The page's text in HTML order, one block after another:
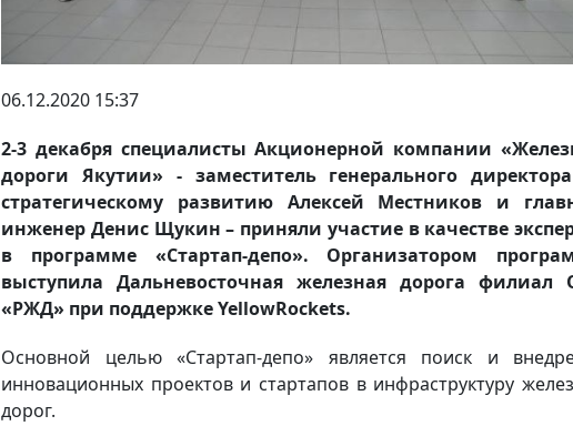
06.12.2020 15:37
2-3 декабря специалисты Акционерной компании
дороги Якутии» - заместитель генерального
стратегическому развитию Алексей Местников и
инженер Денис Щукин – приняли участие в качестве
в программе «Стартап-депо». Организатором
выступила Дальневосточная железная дорога филиал
«РЖД» при поддержке YellowRockets.
Основной целью «Стартап-депо» является поиск и
инновационных проектов и стартапов в инфраструктуру
дорог.